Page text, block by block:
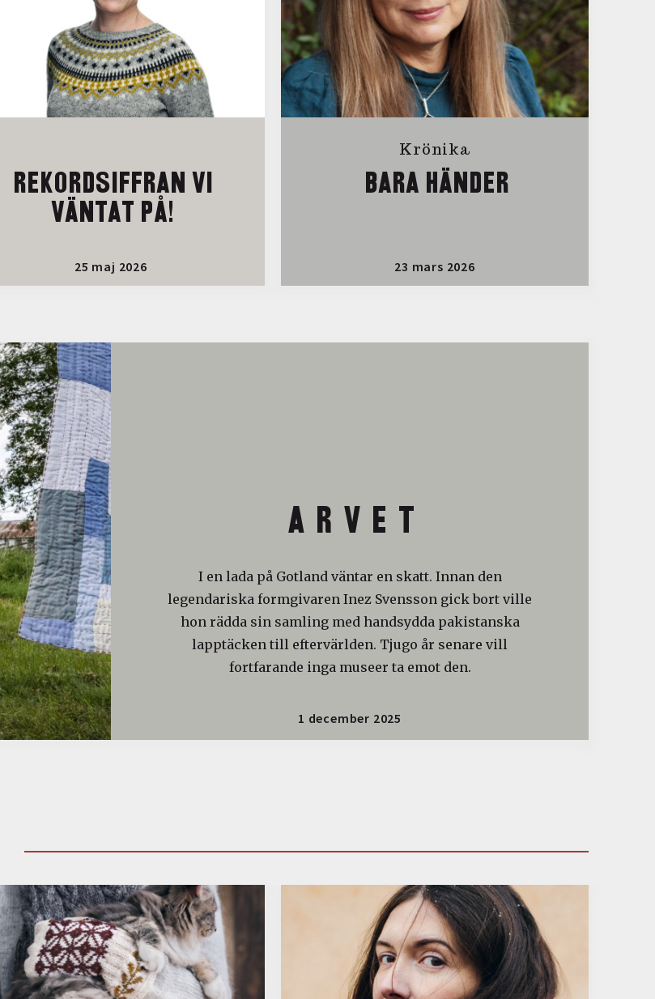
REKORDSIFFRAN VI
VÄNTAT PÅ!
25 maj 2026
Krönika
BARA HÄNDER
23 mars 2026
A R V E T
I en lada på Gotland väntar en skatt. Innan den
legendariska formgivaren Inez Svensson gick bort ville
hon rädda sin samling med handsydda pakistanska
lapptäcken till eftervärlden. Tjugo år senare vill
fortfarande inga museer ta emot den.
1 december 2025